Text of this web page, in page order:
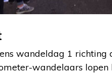
wandeldag 1 richting
wandelaars